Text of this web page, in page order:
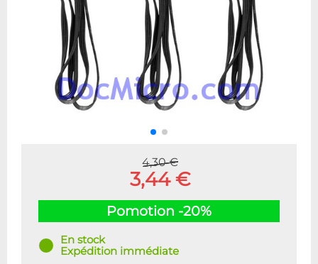
4,30 €
3,44 €
Pomotion -20%
En stock
Expédition immédiate